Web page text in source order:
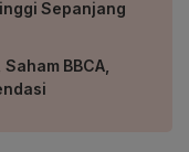
Sepanjang
BBCA,